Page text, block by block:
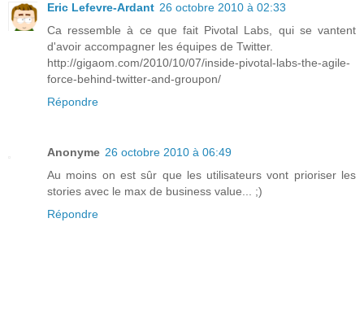
Eric Lefevre-Ardant 26 octobre 2010 à 02:33
Ca ressemble à ce que fait Pivotal Labs, qui se vantent
d'avoir accompagner les équipes de Twitter.
http://gigaom.com/2010/10/07/inside-pivotal-labs-the-agile-
force-behind-twitter-and-groupon/
Répondre
Anonyme 26 octobre 2010 à 06:49
Au moins on est sûr que les utilisateurs vont prioriser les
stories avec le max de business value... ;)
Répondre